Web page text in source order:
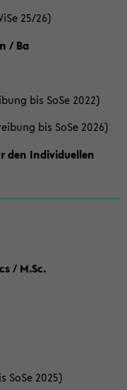
25/26)
/ Ba
bis SoSe 2022)
bis SoSe 2026)
den Individuellen
/ M.Sc.
SoSe 2025)